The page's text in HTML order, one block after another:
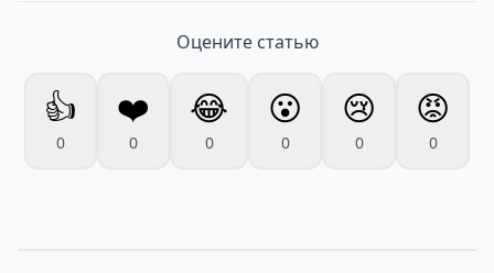
Оцените статью
👍
0
❤️
0
😂
0
😮
0
😢
0
😡
0